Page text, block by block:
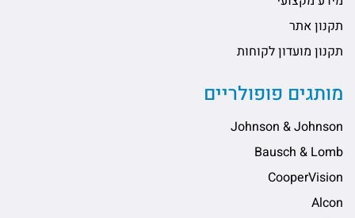
תקנון אתר
תקנון מועדון לקוחות
מותגים פופולריים
Johnson & Johnson
Bausch & Lomb
CooperVision
Alcon